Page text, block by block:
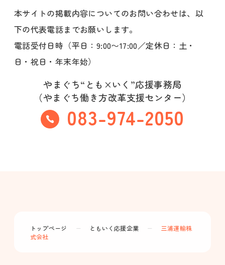
本サイトの掲載内容についてのお問い合わせは、以
下の代表電話までお願いします。
電話受付日時（平日：9:00〜17:00／定休日：土・
日・祝日・年末年始）
やまぐち“とも×いく”応援事務局
（やまぐち働き方改革支援センター）
083-974-2050
トップページ ー ともいく応援企業 ー
三浦運輸株
式会社